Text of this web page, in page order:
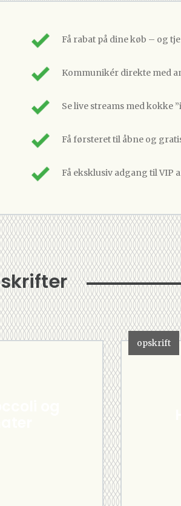
Få rabat på dine køb – og
Kommunikér direkte med
Se live streams med kokke
Få førsteret til åbne og
Få eksklusiv adgang til VIP
opskrift